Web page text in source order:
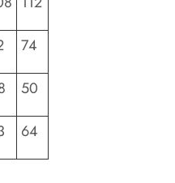
74
50
64